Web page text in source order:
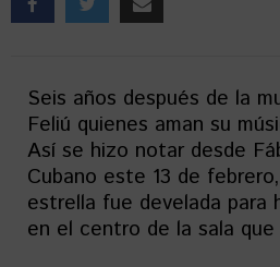
Seis años después de la
Feliú quienes aman su
Así se hizo notar desde
Cubano este 13 de
estrella fue develada para
en el centro de la sala